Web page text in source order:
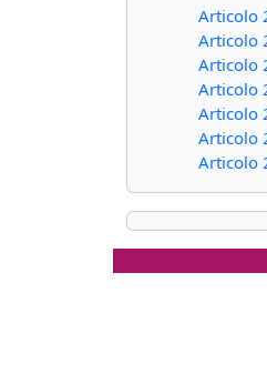
Articolo
Articolo
Articolo
Articolo
Articolo
Articolo
Articolo